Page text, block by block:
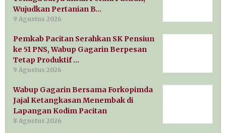
Wujudkan Pertanian B…
9 Agustus 2026
Pemkab Pacitan Serahkan SK Pensiun
ke 51 PNS, Wabup Gagarin Berpesan
Tetap Produktif …
9 Agustus 2026
Wabup Gagarin Bersama Forkopimda
Jajal Ketangkasan Menembak di
Lapangan Kodim Pacitan
8 Agustus 2026